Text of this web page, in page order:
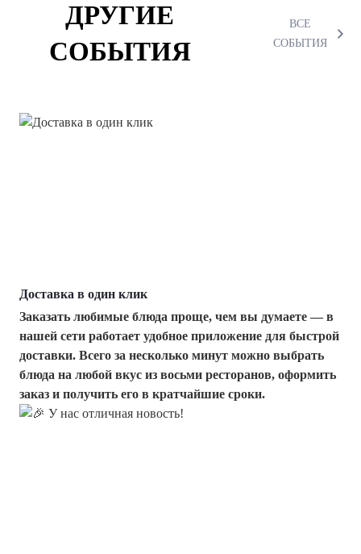
ДРУГИЕ
СОБЫТИЯ
ВСЕ
СОБЫТИЯ
Доставка в один клик
Заказать любимые блюда проще, чем вы думаете — в
нашей сети работает удобное приложение для быстрой
доставки. Всего за несколько минут можно выбрать
блюда на любой вкус из восьми ресторанов, оформить
заказ и получить его в кратчайшие сроки.